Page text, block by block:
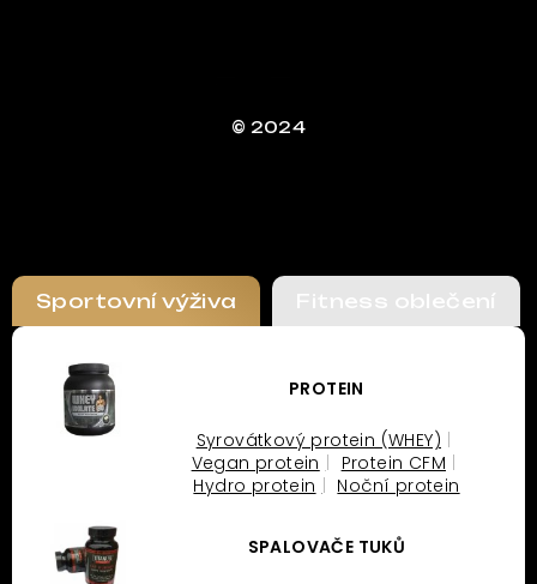
© 2024
Sportovní výživa Fitness oblečení
PROTEIN
Syrovátkový protein (WHEY)
Vegan protein
Protein CFM
Hydro protein
Noční protein
SPALOVAČE TUKŮ